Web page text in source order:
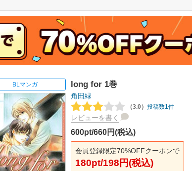
BLマンガ long for 1巻
角田緑
（3.0） 投稿数1件
レビューを書く
600pt/660円(税込)
会員登録限定70%OFFクーポンで
180pt/198円(税込)